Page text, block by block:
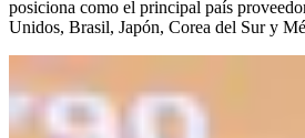
posiciona como el principal país
Unidos, Brasil, Japón, Corea del Sur y